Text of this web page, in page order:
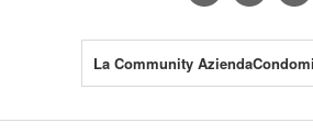
La Community